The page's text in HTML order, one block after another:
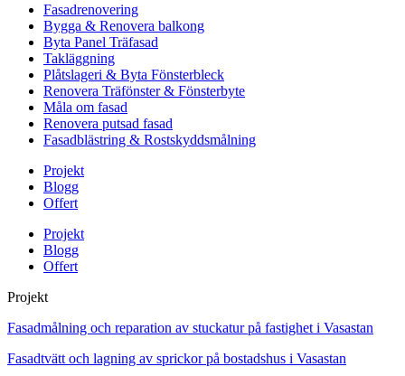
Fasadrenovering
Bygga & Renovera balkong
Byta Panel Träfasad
Takläggning
Plåtslageri & Byta Fönsterbleck
Renovera Träfönster & Fönsterbyte
Måla om fasad
Renovera putsad fasad
Fasadblästring & Rostskyddsmålning
Projekt
Blogg
Offert
Projekt
Blogg
Offert
Projekt
Fasadmålning och reparation av stuckatur på fastighet i Vasastan
Fasadtvätt och lagning av sprickor på bostadshus i Vasastan